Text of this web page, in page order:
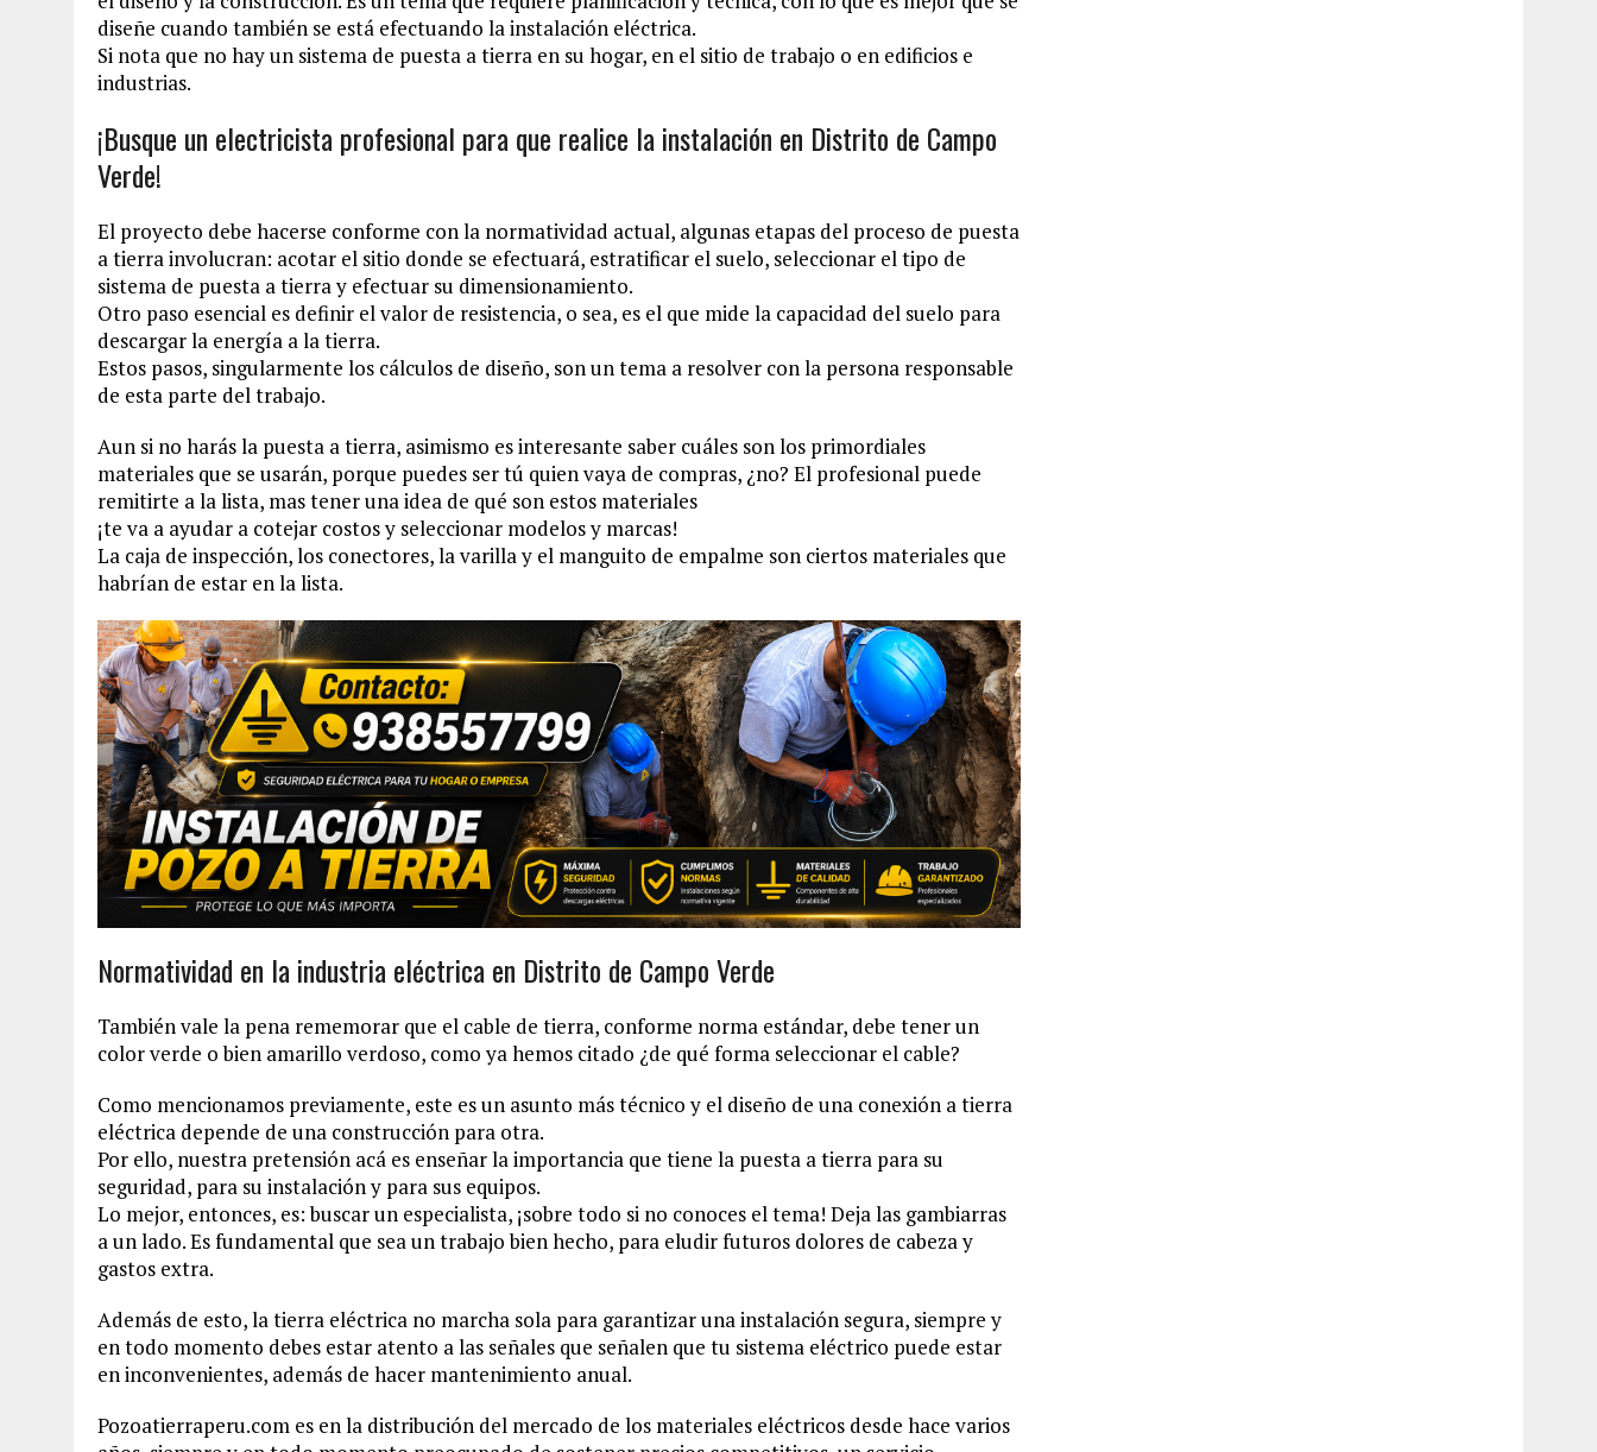
diseñe cuando también se está efectuando la instalación eléctrica.
Si nota que no hay un sistema de puesta a tierra en su hogar, en el sitio de trabajo o en edificios e
industrias.
¡Busque un electricista profesional para que realice la instalación en Distrito de Campo
Verde!
El proyecto debe hacerse conforme con la normatividad actual, algunas etapas del proceso de puesta
a tierra involucran: acotar el sitio donde se efectuará, estratificar el suelo, seleccionar el tipo de
sistema de puesta a tierra y efectuar su dimensionamiento.
Otro paso esencial es definir el valor de resistencia, o sea, es el que mide la capacidad del suelo para
descargar la energía a la tierra.
Estos pasos, singularmente los cálculos de diseño, son un tema a resolver con la persona responsable
de esta parte del trabajo.
Aun si no harás la puesta a tierra, asimismo es interesante saber cuáles son los primordiales
materiales que se usarán, porque puedes ser tú quien vaya de compras, ¿no? El profesional puede
remitirte a la lista, mas tener una idea de qué son estos materiales
¡te va a ayudar a cotejar costos y seleccionar modelos y marcas!
La caja de inspección, los conectores, la varilla y el manguito de empalme son ciertos materiales que
habrían de estar en la lista.
Normatividad en la industria eléctrica en Distrito de Campo Verde
También vale la pena rememorar que el cable de tierra, conforme norma estándar, debe tener un
color verde o bien amarillo verdoso, como ya hemos citado ¿de qué forma seleccionar el cable?
Como mencionamos previamente, este es un asunto más técnico y el diseño de una conexión a tierra
eléctrica depende de una construcción para otra.
Por ello, nuestra pretensión acá es enseñar la importancia que tiene la puesta a tierra para su
seguridad, para su instalación y para sus equipos.
Lo mejor, entonces, es: buscar un especialista, ¡sobre todo si no conoces el tema! Deja las gambiarras
a un lado. Es fundamental que sea un trabajo bien hecho, para eludir futuros dolores de cabeza y
gastos extra.
Además de esto, la tierra eléctrica no marcha sola para garantizar una instalación segura, siempre y
en todo momento debes estar atento a las señales que señalen que tu sistema eléctrico puede estar
en inconvenientes, además de hacer mantenimiento anual.
Pozoatierraperu.com es en la distribución del mercado de los materiales eléctricos desde hace varios